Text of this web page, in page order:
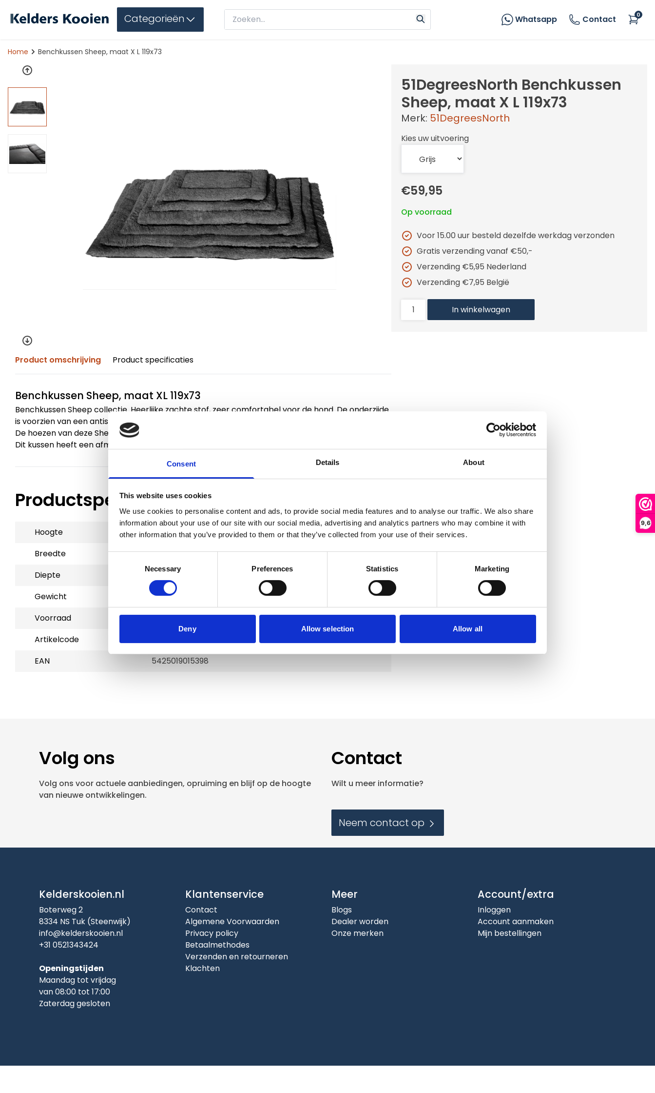
Consent Details About
This website uses cookies
We use cookies to personalise content and ads, to provide social media features and to analyse our traffic. We also share
information about your use of our site with our social media, advertising and analytics partners who may combine it with
other information that you’ve provided to them or that they’ve collected from your use of their services.
Necessary Preferences Statistics Marketing
Deny Allow selection Allow all
9,6
Categorieën Whatsapp Contact 0
Home Benchkussen Sheep, maat X L 119x73
Product omschrijving Product specificaties
Benchkussen Sheep, maat XL 119x73
Benchkussen Sheep collectie. Heerlijke zachte stof, zeer comfortabel voor de hond. De onderzijde
is voorzien van een antislip laag zodat het kussen niet schuift.
De hoezen van deze Sheep collectie zijn afneembaar en wasbaar op 30°
Dit kussen heeft een afmeting van 119cm x 73cm
Productspecificaties
Hoogte
2 cm
Breedte
73 cm
Diepte
119 cm
Gewicht
2 kg
Voorraad
10
Artikelcode
EAN
5425019015398
51DegreesNorth Benchkussen
Sheep, maat X L 119x73
Merk: 51DegreesNorth
Kies uw uitvoering
€59,95
Op voorraad
Voor 15.00 uur besteld dezelfde werkdag verzonden
Gratis verzending vanaf €50,-
Verzending €5,95 Nederland
Verzending €7,95 België
In winkelwagen
Volg ons
Volg ons voor actuele aanbiedingen, opruiming en blijf op de hoogte
van nieuwe ontwikkelingen.
Contact
Wilt u meer informatie?
Neem contact op
Kelderskooien.nl
Boterweg 2
8334 NS Tuk (Steenwijk)
info@kelderskooien.nl
+31 0521343424
Openingstijden
Maandag tot vrijdag
van 08:00 tot 17:00
Zaterdag gesloten
Klantenservice
Contact
Algemene Voorwaarden
Privacy policy
Betaalmethodes
Verzenden en retourneren
Klachten
Meer
Blogs
Dealer worden
Onze merken
Account/extra
Inloggen
Account aanmaken
Mijn bestellingen